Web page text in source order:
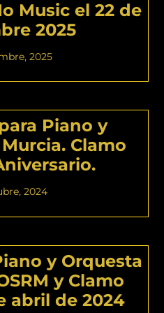
Music el 22 de
2025
2025
Piano y
Clamo
2024
y Orquesta
y Clamo
abril de 2024